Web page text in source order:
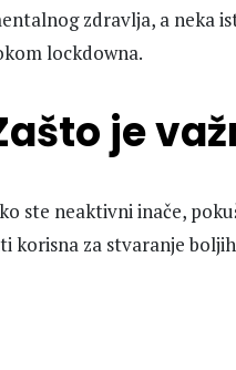
zdravlja, a neka
lockdowna.
je
ste neaktivni inače,
korisna za stvaranje